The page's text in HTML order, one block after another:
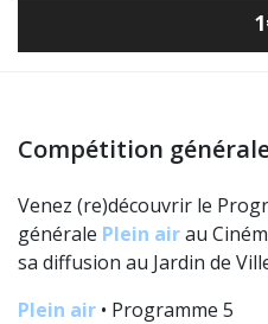
Compétition
Venez (re)découvrir le
générale Plein airau
sa diffusion au Jardin de
Plein air • Programme 5